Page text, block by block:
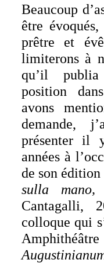
Beaucoup
être
prêtre et
limiterons à
qu’il
position
avons
demande,
présenter il
années à
de son
sulla
Cantagalli,
colloque qui